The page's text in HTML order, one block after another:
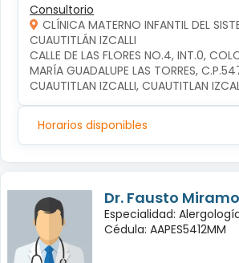
Consultorio
CLÍNICA MATERNO INFANTIL DEL
CUAUTITLÁN IZCALLI
CALLE DE LAS FLORES NO.4, INT.0,
MARÍA GUADALUPE LAS TORRES,
CUAUTITLAN IZCALLI, CUAUTITLAN
Horarios disponibles
Dr. Fausto
Especialidad:
Cédula: AAPES5412MM